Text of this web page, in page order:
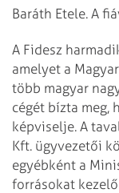
Baráth Etele. A
A Fidesz
amelyet a
több magyar
cégét bízta meg,
képviselje. A
Kft. ügyvezetői
egyébként a
forrásokat